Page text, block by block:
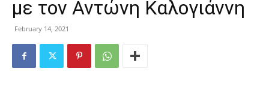
με τον Αντώνη Καλογιάννη
February 14, 2021